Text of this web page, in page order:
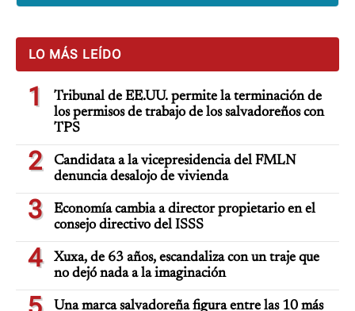
LO MÁS LEÍDO
1
Tribunal de EE.UU. permite la terminación de
los permisos de trabajo de los salvadoreños con
TPS
2
Candidata a la vicepresidencia del FMLN
denuncia desalojo de vivienda
3
Economía cambia a director propietario en el
consejo directivo del ISSS
4
Xuxa, de 63 años, escandaliza con un traje que
no dejó nada a la imaginación
Una marca salvadoreña figura entre las 10 más